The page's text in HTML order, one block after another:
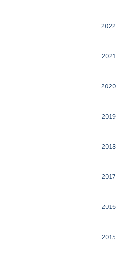
2022
2021
2020
2019
2018
2017
2016
2015